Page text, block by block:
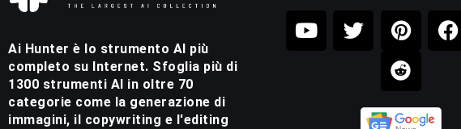
Ai Hunter è lo strumento AI più
completo su Internet. Sfoglia più di
1300 strumenti AI in oltre 70
categorie come la generazione di
immagini, il copywriting e l'editing